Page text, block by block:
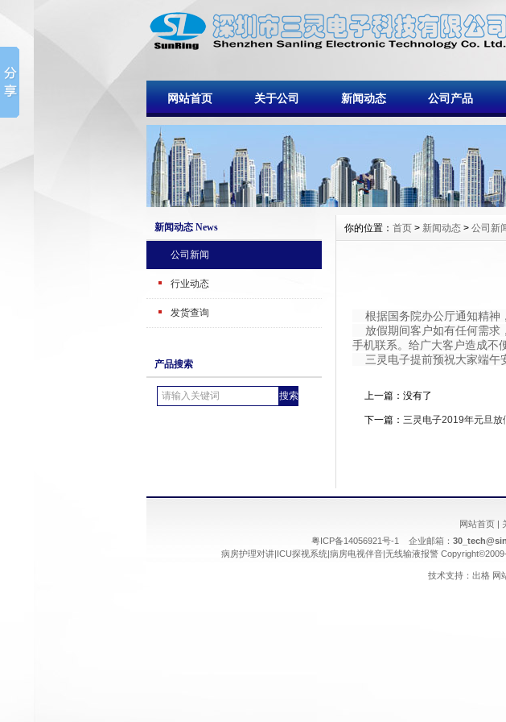
网站首页 关于公司 新闻动态 公司产品
新闻动态 News
公司新闻
行业动态
发货查询
产品搜索
你的位置： 首页 > 新闻动态 > 公司新
根据国务院办公厅通知精神
放假期间客户如有任何需求
手机联系。给广大客户造成不
三灵电子提前预祝大家端午
上一篇：没有了
下一篇： 三灵电子2019年元旦放
网站首页|
粤ICP备14056921号-1 企业邮箱：
病房护理对讲|ICU探视系统|病房电视伴音|无线输液报警
技术支持： 出格网